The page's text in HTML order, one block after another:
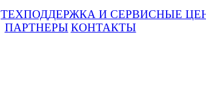
ТЕХПОДДЕРЖКА И СЕРВИСНЫЕ
ПАРТНЕРЫ КОНТАКТЫ